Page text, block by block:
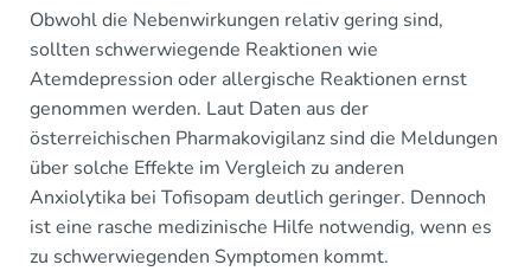
Obwohl die Nebenwirkungen relativ gering sind,
sollten schwerwiegende Reaktionen wie
Atemdepression oder allergische Reaktionen ernst
genommen werden. Laut Daten aus der
österreichischen Pharmakovigilanz sind die Meldungen
über solche Effekte im Vergleich zu anderen
Anxiolytika bei Tofisopam deutlich geringer. Dennoch
ist eine rasche medizinische Hilfe notwendig, wenn es
zu schwerwiegenden Symptomen kommt.